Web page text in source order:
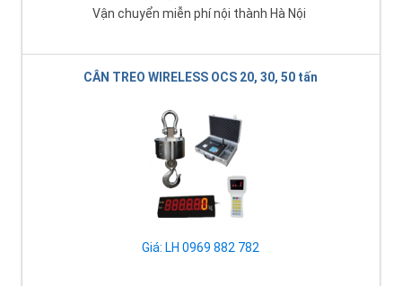
Vận chuyển miễn phí nội thành Hà Nội
CÂN TREO WIRELESS OCS 20, 30, 50 tấn
Giá: LH 0969 882 782